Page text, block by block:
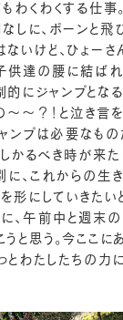
わくわくする仕事
しに、ポーンと飛
ないけど、ひょー
供達の腰に結ば
にジャンプとなる
～～？！と泣き言
ャンプは必要なも
かるべき時が来た
に、これからの生
形にしていきたい
、午前中と週末
と思う。今ここに
とわたしたちの力に